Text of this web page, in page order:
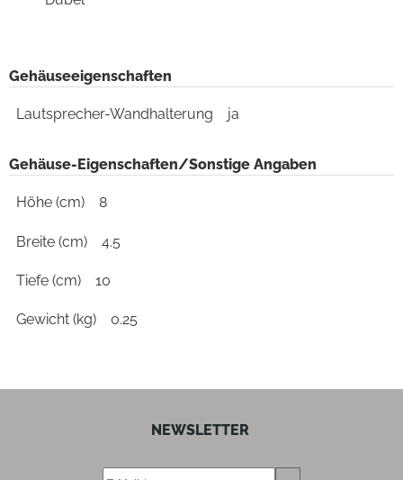
Gehäuseeigenschaften
Lautsprecher-Wandhalterung ja
Gehäuse-Eigenschaften/Sonstige Angaben
Höhe (cm) 8
Breite (cm) 4.5
Tiefe (cm) 10
Gewicht (kg) 0.25
NEWSLETTER